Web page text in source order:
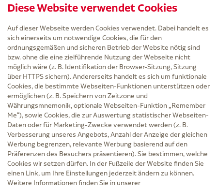
Service
Versand und Lieferzeit
Kontakt
FAQ
AGB
Cookie-Einstellungen
Datenschutz
Erklärung zur Barrierefreiheit
Widerruf
Impressum
Zu Risiken und Nebenwirkungen lesen Sie die Packungsbeilage und fragen Sie
Ihre Ärztin, Ihren Arzt oder in der Apotheke.
Diese Website verwendet Cookies
Auf dieser Webseite werden Cookies verwendet. Dabei handelt es
sich einerseits um notwendige Cookies, die für den
ordnungsgemäßen und sicheren Betrieb der Website nötig sind
bzw. ohne die eine zielführende Nutzung der Webseite nicht
möglich wäre (z. B. Identifikation der Browser-Sitzung, Sitzung
über HTTPS sichern). Andererseits handelt es sich um funktionale
Cookies, die bestimmte Webseiten-Funktionen unterstützen oder
ermöglichen (z. B. Speichern von Zeitzone und
Währungsmnemonik, optionale Webseiten-Funktion „Remember
Me“), sowie Cookies, die zur Auswertung statistischer Webseiten-
Daten oder für Marketing-Zwecke verwendet werden (z. B.
Verbesserung unseres Angebots, Anzahl der Anzeige der gleichen
Werbung begrenzen, relevante Werbung basierend auf den
Präferenzen des Besuchers präsentieren). Sie bestimmen, welche
Cookies wir setzen dürfen. In der Fußzeile der Website finden Sie
einen Link, um Ihre Einstellungen jederzeit ändern zu können.
Weitere Informationen finden Sie in unserer